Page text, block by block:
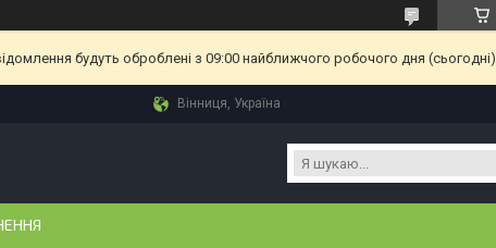
будуть оброблені з 09:00 найближчого робочого дня (сьогодні).
Вінниця, Україна